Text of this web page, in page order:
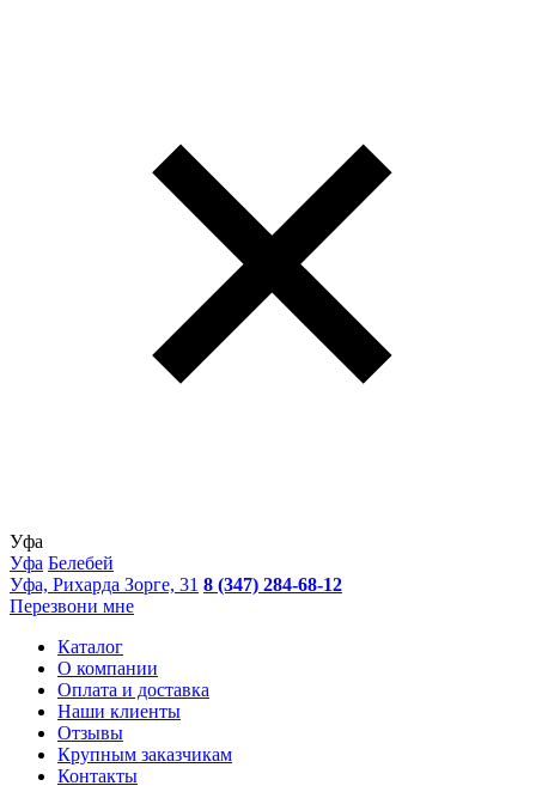
Уфа
Уфа Белебей
Уфа, Рихарда Зорге, 31 8 (347) 284-68-12
Перезвони мне
Каталог
О компании
Оплата и доставка
Наши клиенты
Отзывы
Крупным заказчикам
Контакты